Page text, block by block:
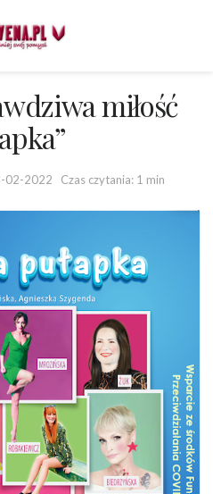
miłość
02-2022 Czas czytania: 1 min